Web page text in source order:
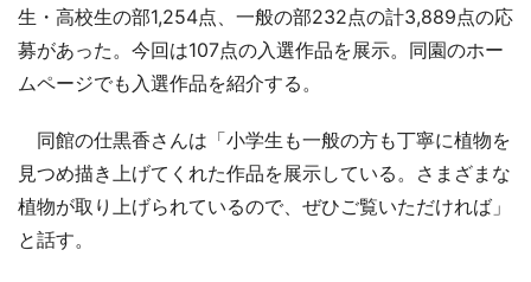
生・高校生の部1,254点、一般の部232点の計3,889点の応
募があった。今回は107点の入選作品を展示。同園のホー
ムページでも入選作品を紹介する。
同館の仕黒香さんは「小学生も一般の方も丁寧に植物を
見つめ描き上げてくれた作品を展示している。さまざまな
植物が取り上げられているので、ぜひご覧いただければ」
と話す。